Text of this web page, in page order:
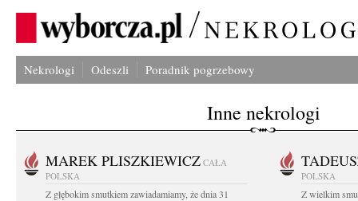
Nekrologi Odeszli Poradnik pogrzebowy
Inne nekrologi
MAREK PLISZKIEWICZ CAŁA
POLSKA
Z głębokim smutkiem zawiadamiamy, że dnia 31
POLSKA
Z wielkim